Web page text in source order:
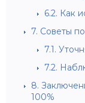
6.2. Как
7. Советы
7.1.
7.2.
8.
100%